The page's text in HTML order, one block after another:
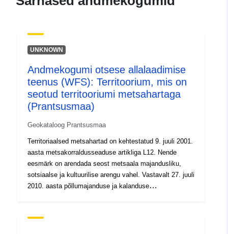
feacc1a879f8
Tüüp:
Ressurss:
http://inspire.ec.europa.eu/
codelist/ResourceType/services
UNKNOWN
Andmekogumi otsese allalaadimise
teenus (WFS): Territoorium, mis on
seotud territooriumi metsahartaga
(Prantsusmaa)
Geokataloog Prantsusmaa
Territoriaalsed metsahartad on kehtestatud 9. juuli 2001.
aasta metsakorraldusseaduse artikliga L12. Nende
eesmärk on arendada seost metsaala majandusliku,
sotsiaalse ja kultuurilise arengu vahel. Vastavalt 27. juuli
2010. aasta põllumajanduse ja kalanduse
Territoriaalne metsaharta on lepinguline vahend, mida